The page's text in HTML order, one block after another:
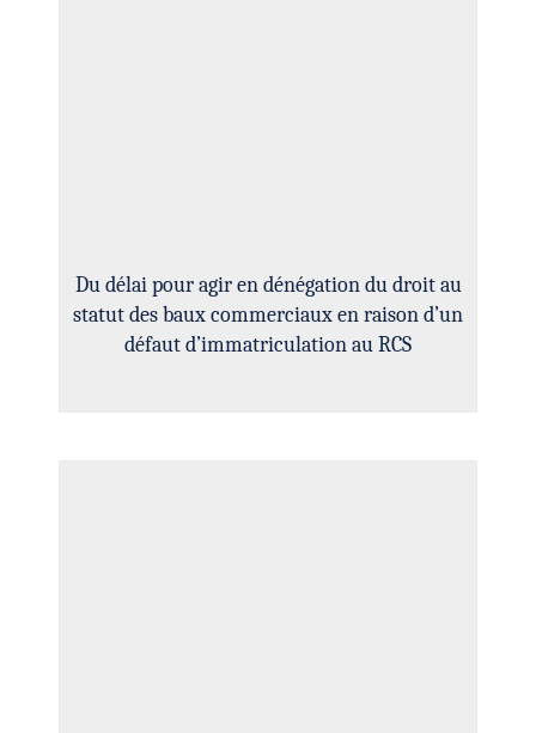
Du délai pour agir en dénégation du droit au
statut des baux commerciaux en raison d’un
défaut d’immatriculation au RCS